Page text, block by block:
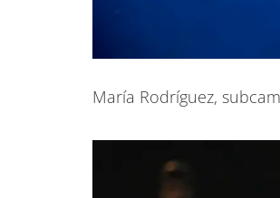
María Rodríguez,